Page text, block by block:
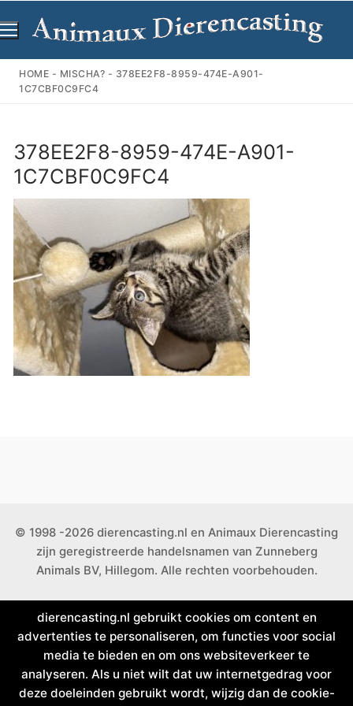
naar
inhoud
HOME - MISCHA? - 378EE2F8-8959-474E-A901-
1C7CBF0C9FC4
378EE2F8-8959-474E-A901-
1C7CBF0C9FC4
© 1998 -2026 dierencasting.nl en Animaux Dierencasting
zijn geregistreerde handelsnamen van Zunneberg
Animals BV, Hillegom. Alle rechten voorbehouden.
dierencasting.nl gebruikt cookies om content en
advertenties te personaliseren, om functies voor social
media te bieden en om ons websiteverkeer te
analyseren. Als u niet wilt dat uw internetgedrag voor
deze doeleinden gebruikt wordt, wijzig dan de cookie-